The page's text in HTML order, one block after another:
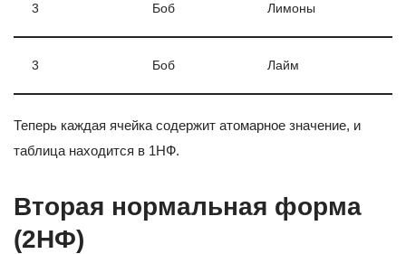
3 Боб Лимоны
3 Боб Лайм
Теперь каждая ячейка содержит атомарное значение, и
таблица находится в 1НФ.
Вторая нормальная форма
(2НФ)